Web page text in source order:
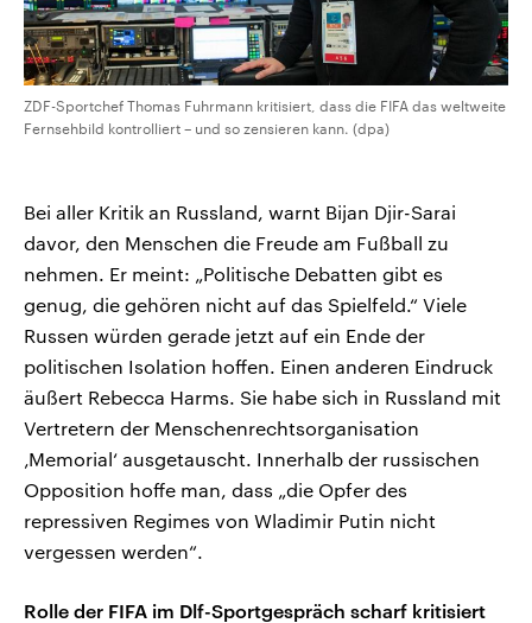
ZDF-Sportchef Thomas Fuhrmann kritisiert, dass die FIFA das weltweite
Fernsehbild kontrolliert – und so zensieren kann. (dpa)
Bei aller Kritik an Russland, warnt Bijan Djir-Sarai
davor, den Menschen die Freude am Fußball zu
nehmen. Er meint: „Politische Debatten gibt es
genug, die gehören nicht auf das Spielfeld.“ Viele
Russen würden gerade jetzt auf ein Ende der
politischen Isolation hoffen. Einen anderen Eindruck
äußert Rebecca Harms. Sie habe sich in Russland mit
Vertretern der Menschenrechtsorganisation
‚Memorial‘ ausgetauscht. Innerhalb der russischen
Opposition hoffe man, dass „die Opfer des
repressiven Regimes von Wladimir Putin nicht
vergessen werden“.
Rolle der FIFA im Dlf-Sportgespräch scharf kritisiert